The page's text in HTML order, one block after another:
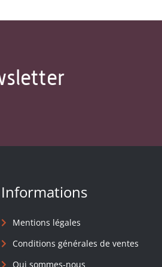
Informations
Mentions légales
Conditions générales de ventes
Qui sommes-nous